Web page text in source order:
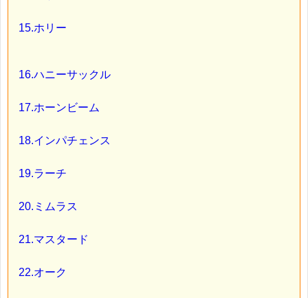
15.ホリー
16.ハニーサックル
17.ホーンビーム
18.インパチェンス
19.ラーチ
20.ミムラス
21.マスタード
22.オーク